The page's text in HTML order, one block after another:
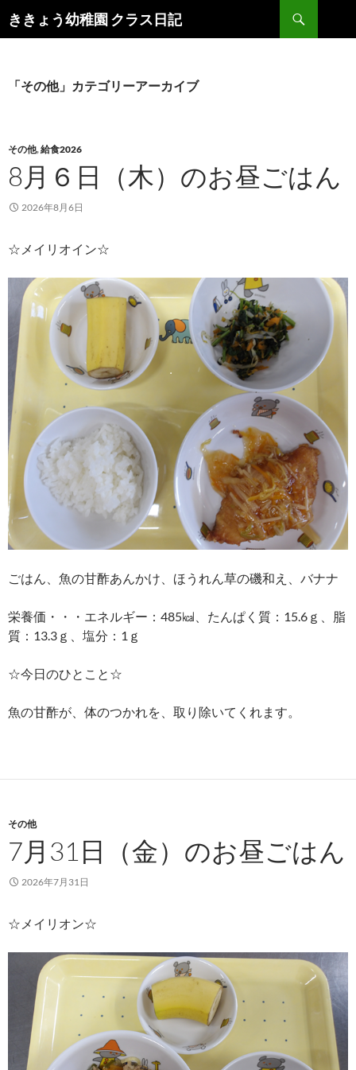
ききょう幼稚園 クラス日記
索
ン
キ
ッ
プ
「その他」カテゴリーアーカイブ
その他,給食2026
8月６日（木）のお昼ごはん
2026年8月6日
☆メイリオイン☆
ごはん、魚の甘酢あんかけ、ほうれん草の磯和え、バナナ
栄養価・・・エネルギー：485㎉、たんぱく質：15.6ｇ、脂
質：13.3ｇ、塩分：1ｇ
☆今日のひとこと☆
魚の甘酢が、体のつかれを、取り除いてくれます。
その他
7月31日（金）のお昼ごはん
2026年7月31日
☆メイリオン☆